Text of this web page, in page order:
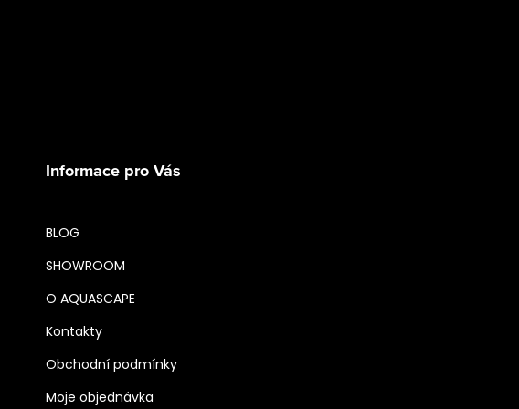
Informace pro Vás
BLOG
SHOWROOM
O AQUASCAPE
Kontakty
Obchodní podmínky
Moje objednávka